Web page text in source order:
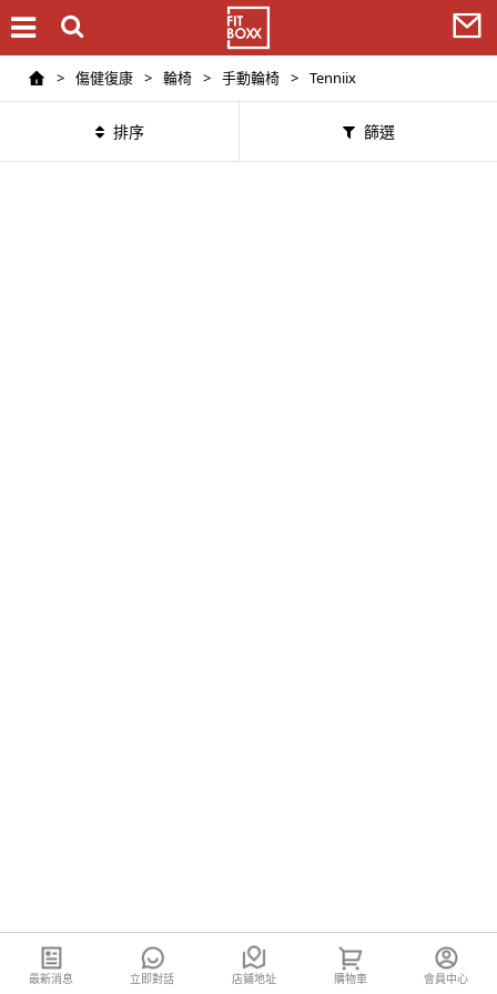
> 傷健復康 > 輪椅 > 手動輪椅 > Tenniix
排序 篩選
最新消息 立即對話 店鋪地址 購物車 會員中心